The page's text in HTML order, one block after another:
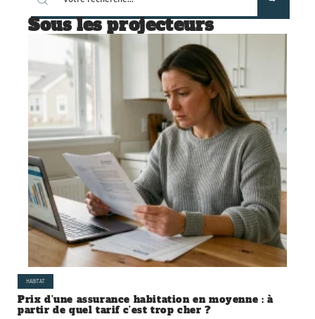
Sous les projecteurs
HABITAT
Prix d’une assurance habitation en moyenne : à
partir de quel tarif c’est trop cher ?